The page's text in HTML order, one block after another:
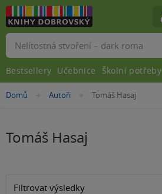
Nacházíte
Domů »Autoři »
Tomáš Hasaj
Tomáš Hasaj
Filtrovat výsledky
Vyhledávání
Bestsellery Učebnice Školní potřeby